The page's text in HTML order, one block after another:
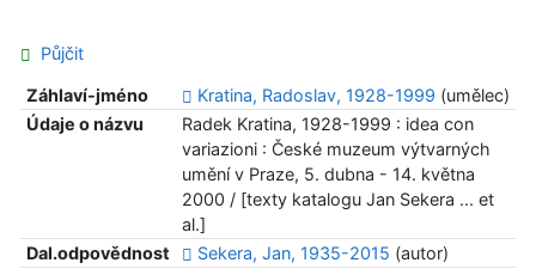
Půjčit
Záhlaví-jméno Kratina, Radoslav, 1928-1999 (umělec)
Údaje o názvu
Radek Kratina, 1928-1999 : idea con
variazioni : České muzeum výtvarných
umění v Praze, 5. dubna - 14. května
2000 / [texty katalogu Jan Sekera ... et
al.]
Dal.odpovědnost
Sekera, Jan, 1935-2015 (autor)